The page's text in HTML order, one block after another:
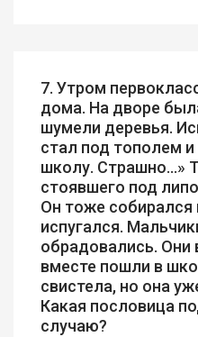
7. Утром
дома. На дворе
шумели деревья.
стал под тополем
школу. Страшно…»
стоявшего под
Он тоже собирался
испугался.
обрадовались. Они
вместе пошли в
свистела, но она
Какая пословица
случаю?